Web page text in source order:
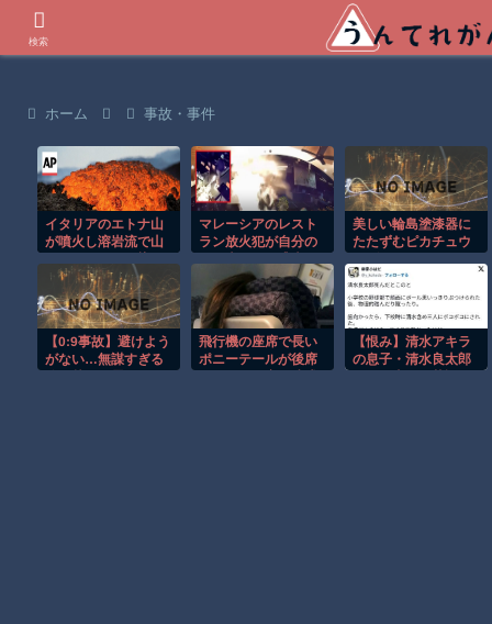
ホーム 事故・事件
イタリアのエトナ山
が噴火し溶岩流で山
る！！
マレーシアのレスト
ラン放火犯が自分の
る瞬間！！
美しい輪島塗漆器に
たたずむピカチュウ
モンの能登半島復興
支援商品「花丸紋
椀」が8月8日発売
【0:9事故】避けよう
がない…無謀すぎる
飛行機の座席で長い
ポニーテールが後席
【恨み】清水アキラ
の息子・清水良太郎
検索